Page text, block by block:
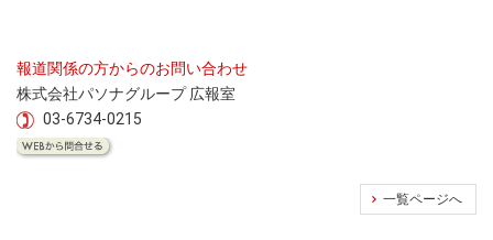
報道関係の方からのお問い合わせ
株式会社パソナグループ 広報室
03-6734-0215
一覧ページへ